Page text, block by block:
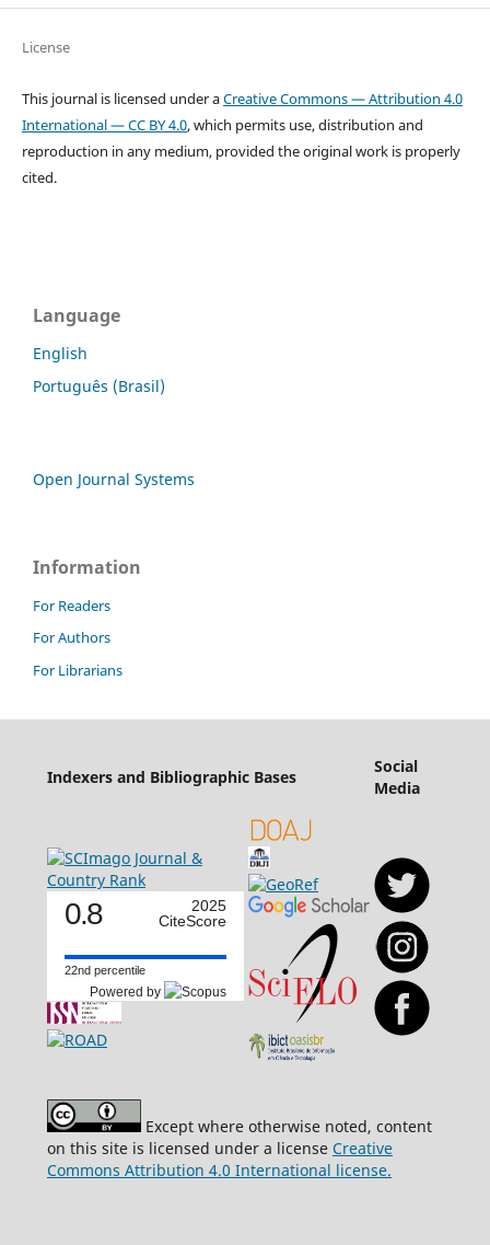
License
This journal is licensed under aCreative Commons — Attribution 4.0
International — CC BY 4.0, which permits use, distribution and
reproduction in any medium, provided the original work is properly
cited.
Language
English
Português (Brasil)
Open Journal Systems
Information
For Readers
For Authors
For Librarians
Indexers and Bibliographic Bases
Social
Media
0.8
2025
CiteScore
22nd percentile
Powered by
Except where otherwise noted, content
on this site is licensed under a license Creative
Commons Attribution 4.0 International license.